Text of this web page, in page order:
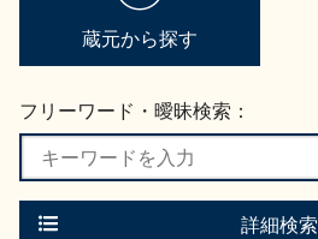
蔵元から探す
フリーワード・曖昧検索：
詳細検索